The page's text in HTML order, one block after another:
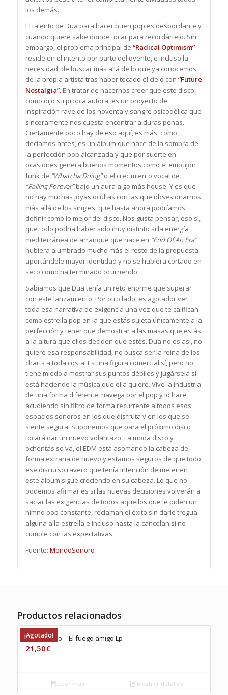
los demás.
El talento de Dua para hacer buen pop es desbordante y
cuando quiere sabe donde tocar para recordártelo. Sin
embargo, el problema principal de “Radical Optimism”
reside en el intento por parte del oyente, e incluso la
necesidad, de buscar más allá de lo que ya conocemos
de la propia artista tras haber tocado el cielo con “Future
Nostalgia”.En tratar de hacernos creer que este disco,
como dijo su propia autora, es un proyecto de
inspiración rave de los noventa y sangre psicodélica que
sinceramente nos cuesta encontrar a duras penas.
Ciertamente poco hay de eso aquí, es más, como
decíamos antes, es un álbum que nace de la sombra de
la perfección pop alcanzada y que por suerte en
ocasiones genera buenos momentos como el empujón
funk de “Whatcha Doing”o el crecimiento vocal de
“Falling Forever”bajo un aura algo más house. Y es que
no hay muchas joyas ocultas con las que obsesionarnos
más allá de los singles, que hasta ahora podríamos
definir como lo mejor del disco. Nos gusta pensar, eso sí,
que todo podría haber sido muy distinto si la energía
mediterránea de arranque que nace en “End Of An Era”
hubiera alumbrado mucho más el resto de la propuesta
aportándole mayor identidad y no se hubiera cortado en
seco como ha terminado ocurriendo.
Sabíamos que Dua tenía un reto enorme que superar
con este lanzamiento. Por otro lado, es agotador ver
toda esa narrativa de exigencia una vez que te califican
como estrella pop en la que estás sujeta únicamente a la
perfección y tener que demostrar a las masas que estás
a la altura que ellos deciden que estés. Dua no es así, no
quiere esa responsabilidad, no busca ser la reina de los
charts a toda costa. Es una figura comercial sí, pero no
tiene miedo a mostrar sus puntos débiles y jugársela si
está haciendo la música que ella quiere. Vive la industria
de una forma diferente, navega por el pop y lo hace
acudiendo sin filtro de forma recurrente a todos esos
espacios sonoros en los que disfruta y en los que se
siente segura. Suponemos que para el próximo disco
tocará dar un nuevo volantazo. La moda disco y
ochentas se va, el EDM está asomando la cabeza de
forma extraña de nuevo y estamos seguros de que todo
ese discurso ravero que tenía intención de meter en
este álbum sigue creciendo en su cabeza. Lo que no
podemos afirmar es si las nuevas decisiones volverán a
saciar las exigencias de todos aquellos que le piden un
himno pop constante, reclaman el éxito sin darle tregua
alguna a la estrella e incluso hasta la cancelan si no
cumple con las expectativas.
Fuente: MondoSonoro
Productos relacionados
¡Agotado!
Sr. Chinarro – El fuego amigo Lp
21,50€
Leer más Mostrar detalles